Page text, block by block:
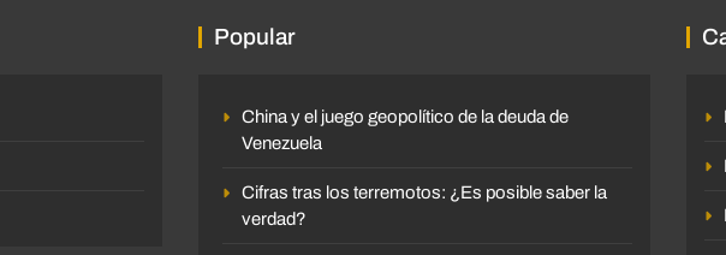
Popular
China y el juego geopolítico de la deuda de
Venezuela
Cifras tras los terremotos: ¿Es posible saber la
verdad?